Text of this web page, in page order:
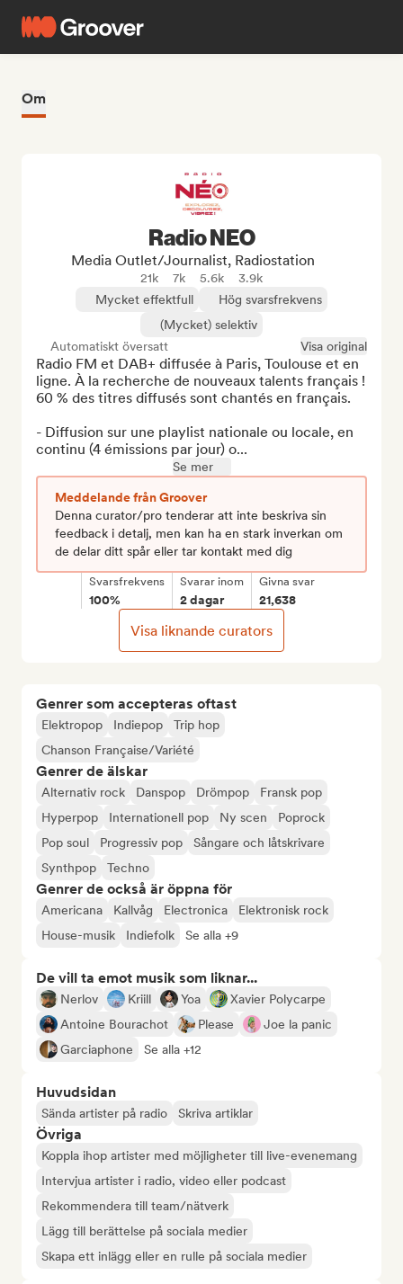
Om
Genrer som accepteras oftast
Elektropop Indiepop
Trip hop
Chanson Française/Variété
Genrer de älskar
Alternativ rock Danspop Drömpop
Fransk pop
Hyperpop
Internationell pop Ny scen
Poprock
Pop soul
Progressiv pop
Sångare och låtskrivare
Synthpop
Techno
Genrer de också är öppna för
Americana Kallvåg Electronica
Elektronisk rock
House-musik
Indiefolk Se alla +9
De vill ta emot musik som liknar...
Nerlov Kriill Yoa
Xavier Polycarpe
Antoine Bourachot
Please
Joe la panic
Garciaphone
Se alla +12
Huvudsidan
Sända artister på radio Skriva artiklar
Övriga
Koppla ihop artister med möjligheter till live-evenemang
Intervjua artister i radio, video eller podcast
Rekommendera till team/nätverk
Lägg till berättelse på sociala medier
Skapa ett inlägg eller en rulle på sociala medier
Radio NEO
Media Outlet/Journalist, Radiostation
21k 7k 5.6k
3.9k
Mycket effektfull
Hög svarsfrekvens
(Mycket) selektiv
Automatiskt översatt
Visa original
Radio FM et DAB+ diffusée à Paris, Toulouse et en
ligne. À la recherche de nouveaux talents français !
60 % des titres diffusés sont chantés en français.
- Diffusion sur une playlist nationale ou locale, en
continu (4 émissions par jour) o...
Se mer
Meddelande från Groover
Denna curator/pro tenderar att inte beskriva sin
feedback i detalj, men kan ha en stark inverkan om
de delar ditt spår eller tar kontakt med dig
Svarsfrekvens
100%
Svarar inom
2 dagar
Givna svar
21,638
Visa liknande curators